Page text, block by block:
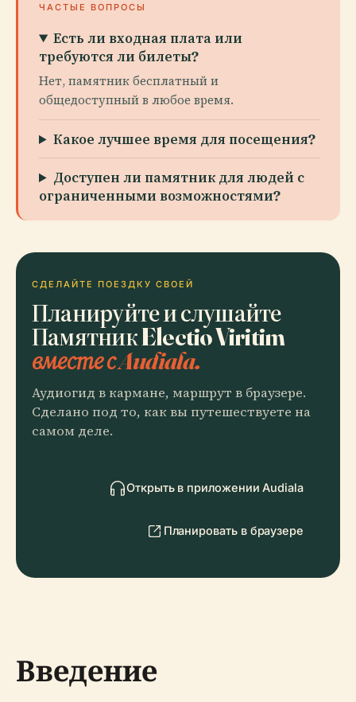
ЧАСТЫЕ ВОПРОСЫ
Есть ли входная плата или
требуются ли билеты?
Нет, памятник бесплатный и
общедоступный в любое время.
Какое лучшее время для посещения?
Доступен ли памятник для людей с
ограниченными возможностями?
СДЕЛАЙТЕ ПОЕЗДКУ СВОЕЙ
Планируйте и слушайте
Памятник Electio Viritim
вместе с Audiala.
Аудиогид в кармане, маршрут в браузере.
Сделано под то, как вы путешествуете на
самом деле.
Открыть в приложении Audiala
Планировать в браузере
Введение